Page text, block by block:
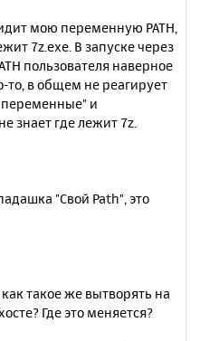
мою переменную PATH,
7z.exe. В запуске через
пользователя наверное
то, в общем не реагирует
переменные" и
знает где лежит 7z.
"Свой Path", это
такое же вытворять на
Где это меняется?